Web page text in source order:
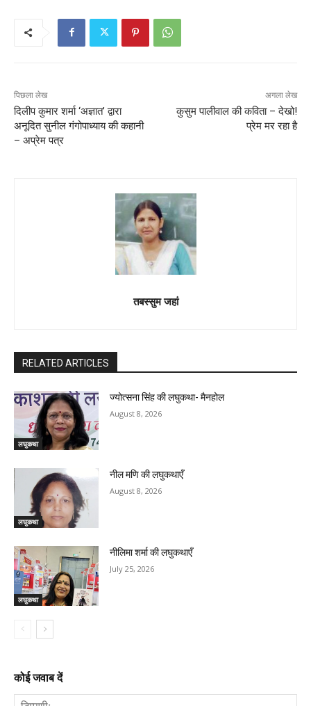
पिछला लेख
दिलीप कुमार शर्मा ‘अज्ञात’ द्वारा
अनूदित सुनील गंगोपाध्याय की कहानी
– अप्रेम पत्र
अगला लेख
कुसुम पालीवाल की कविता – देखो!
प्रेम मर रहा है
तबस्सुम जहां
RELATED ARTICLES
लघुकथा
ज्योत्सना सिंह की लघुकथा- मैनहोल
August 8, 2026
लघुकथा
नील मणि की लघुकथाएँ
August 8, 2026
लघुकथा
नीलिमा शर्मा की लघुकथाएँ
July 25, 2026
कोई जवाब दें